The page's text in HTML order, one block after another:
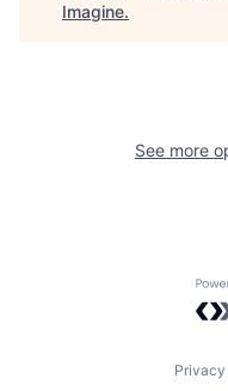
Imagine.
See more